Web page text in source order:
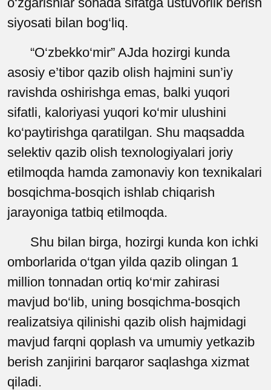
siyosati bilan bog‘liq.
“O‘zbekko‘mir” AJda hozirgi kunda
asosiy e’tibor qazib olish hajmini sun’iy
ravishda oshirishga emas, balki yuqori
sifatli, kaloriyasi yuqori ko‘mir ulushini
ko‘paytirishga qaratilgan. Shu maqsadda
selektiv qazib olish texnologiyalari joriy
etilmoqda hamda zamonaviy kon texnikalari
bosqichma-bosqich ishlab chiqarish
jarayoniga tatbiq etilmoqda.
Shu bilan birga, hozirgi kunda kon ichki
omborlarida o‘tgan yilda qazib olingan 1
million tonnadan ortiq ko‘mir zahirasi
mavjud bo‘lib, uning bosqichma-bosqich
realizatsiya qilinishi qazib olish hajmidagi
mavjud farqni qoplash va umumiy yetkazib
berish zanjirini barqaror saqlashga xizmat
qiladi.